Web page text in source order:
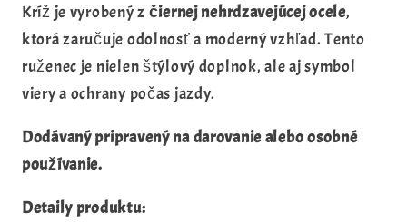
Kríž je vyrobený z čiernej nehrdzavejúcej ocele,
ktorá zaručuje odolnosť a moderný vzhľad. Tento
ruženec je nielen štýlový doplnok, ale aj symbol
viery a ochrany počas jazdy.
Dodávaný pripravený na darovanie alebo osobné
používanie.
Detaily produktu: